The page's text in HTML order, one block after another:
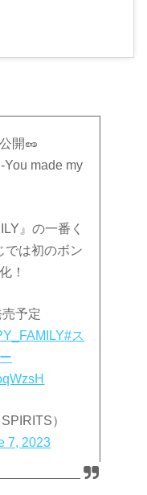
開🥜
You made my
』の一番く
では初のボン
！
予定
#ス
）
7, 2023